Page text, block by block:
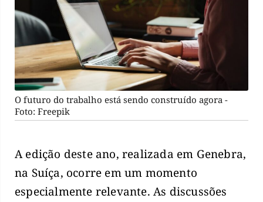
O futuro do trabalho está sendo construído agora -
Foto: Freepik
A edição deste ano, realizada em Genebra,
na Suíça, ocorre em um momento
especialmente relevante. As discussões